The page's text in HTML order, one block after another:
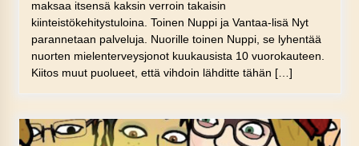
maksaa itsensä kaksin verroin takaisin
kiinteistökehitystuloina. Toinen Nuppi ja Vantaa-lisä Nyt
parannetaan palveluja. Nuorille toinen Nuppi, se lyhentää
nuorten mielenterveysjonot kuukausista 10 vuorokauteen.
Kiitos muut puolueet, että vihdoin lähditte tähän […]